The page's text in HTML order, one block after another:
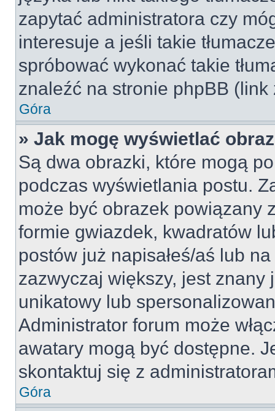
zapytać administratora czy
interesuje a jeśli takie
spróbować wykonać takie
znaleźć na stronie phpBB
Góra
» Jak mogę wyświetlać
Są dwa obrazki, które mogą
podczas wyświetlania postu.
może być obrazek powiązany
formie gwiazdek, kwadratów
postów już napisałeś/aś lub
zazwyczaj większy, jest
unikatowy lub
Administrator forum może
awatary mogą być dostępne.
skontaktuj się z
Góra